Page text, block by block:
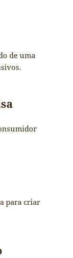
de uma
para criar